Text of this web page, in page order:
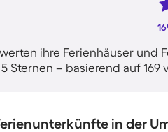
ihre Ferienhäuser und
Sternen – basierend auf
in der